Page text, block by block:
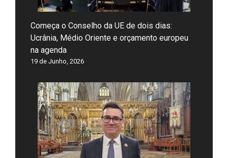
Começa o Conselho da UE de dois dias:
Ucrânia, Médio Oriente e orçamento europeu
na agenda
19 de Junho, 2026